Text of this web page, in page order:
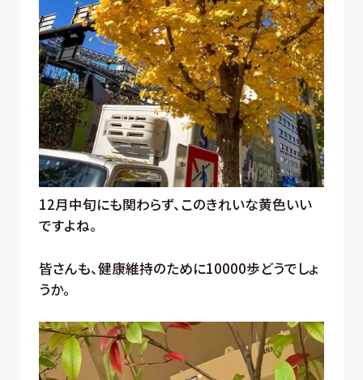
12月中旬にも関わらず、このきれいな黄色いい
ですよね。
皆さんも、健康維持のために10000歩どうでしょ
うか。